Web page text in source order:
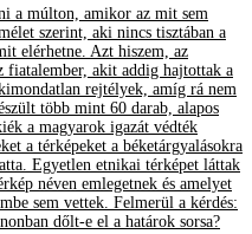
a múlton, amikor az mit sem
szerint, aki nincs tisztában a
elérhetne. Azt hiszem, az
fiatalember, akit addig hajtottak a
rejtélyek, amíg rá nem
több mint 60 darab, alapos
a magyarok igazát védték
a térképeket a béketárgyalásokra
Egyetlen etnikai térképet láttak
néven emlegetnek és amelyet
sem vettek. Felmerül a kérdés:
dőlt-e el a határok sorsa?